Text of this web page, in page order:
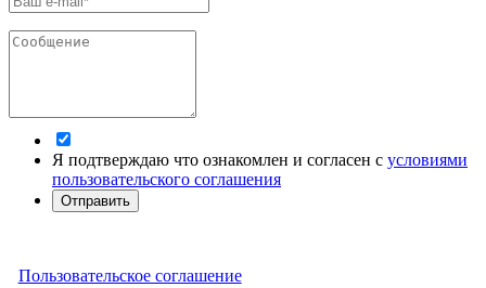
Я подтверждаю что ознакомлен и согласен с условиями
пользовательского соглашения
Отправить
Пользовательское соглашение